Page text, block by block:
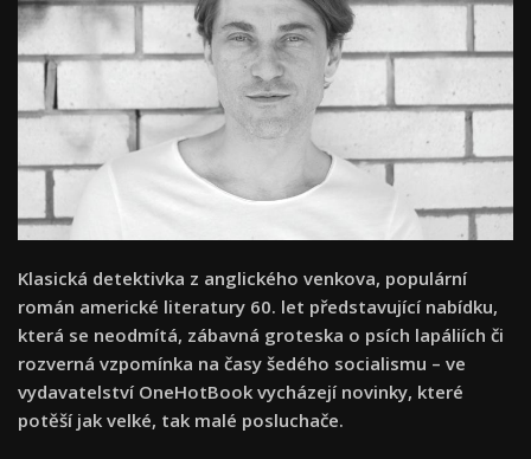
Klasická detektivka z anglického venkova, populární
román americké literatury 60. let představující nabídku,
která se neodmítá, zábavná groteska o psích lapáliích či
rozverná vzpomínka na časy šedého socialismu – ve
vydavatelství OneHotBook vycházejí novinky, které
potěší jak velké, tak malé posluchače.